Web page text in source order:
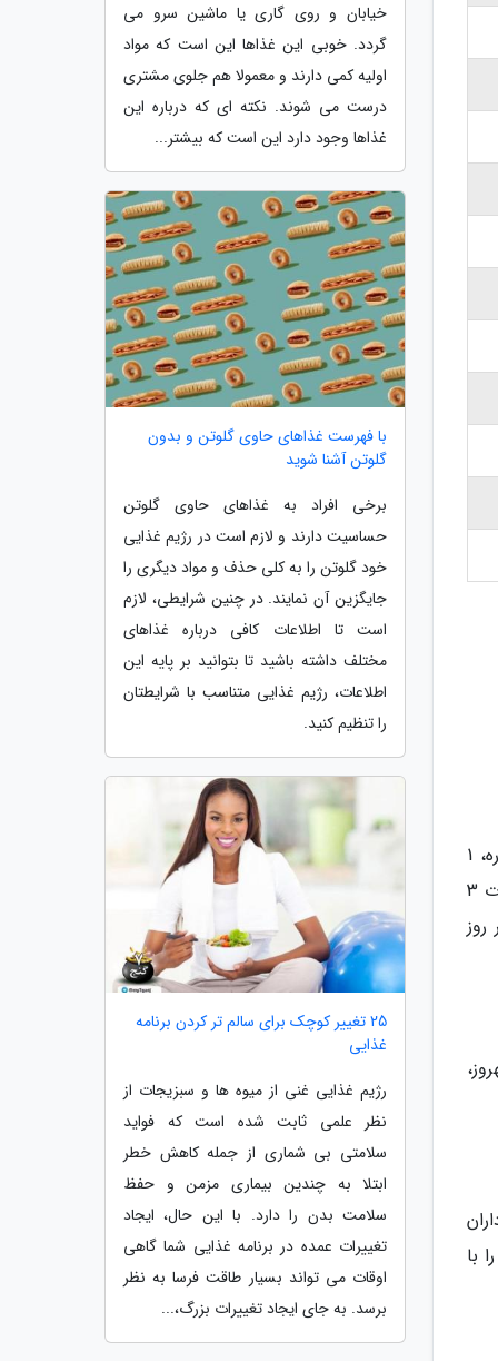
در جشنواره جایزه باران ، با خرید هر 300 هزار تومان از کل فاکتور و خرید هر 100 هزار تومان از برندهای حامی جشنواره، 1
امتیاز کسب نموده و در قرعه کشی روزانه، یک دستگاه پژو 207 شرکت داده خواهید شد. این جشنواره از 1 دی ماه به مدت 3
با
خیابان و روی گاری یا ماشین سرو می
گردد. خوبی این غذاها این است که مواد
اولیه کمی دارند و معمولا هم جلوی مشتری
درست می شوند. نکته ای که درباره این
غذاها وجود دارد این است که بیشتر...
با فهرست غذاهای حاوی گلوتن و بدون
گلوتن آشنا شوید
برخی افراد به غذاهای حاوی گلوتن
حساسیت دارند و لازم است در رژیم غذایی
خود گلوتن را به کلی حذف و مواد دیگری را
جایگزین آن نمایند. در چنین شرایطی، لازم
است تا اطلاعات کافی درباره غذاهای
مختلف داشته باشید تا بتوانید بر پایه این
اطلاعات، رژیم غذایی متناسب با شرایطتان
را تنظیم کنید.
25 تغییر کوچک برای سالم تر کردن برنامه
غذایی
رژیم غذایی غنی از میوه ها و سبزیجات از
نظر علمی ثابت شده است که فواید
سلامتی بی شماری از جمله کاهش خطر
ابتلا به چندین بیماری مزمن و حفظ
سلامت بدن را دارد. با این حال، ایجاد
تغییرات عمده در برنامه غذایی شما گاهی
اوقات می تواند بسیار طاقت فرسا به نظر
برسد. به جای ایجاد تغییرات بزرگ،...